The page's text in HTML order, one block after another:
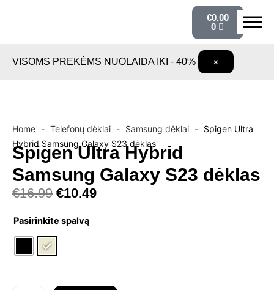
€0.00
0
Cart
VISOMS PREKĖMS NUOLAIDA IKI - 40% ×
Home - Telefonų dėklai - Samsung dėklai - Spigen Ultra
Hybrid Samsung Galaxy S23 dėklas
Spigen Ultra Hybrid
Samsung Galaxy S23 dėklas
€16.99 Original
was:
€16.99.
€10.49Current
Pasirinkite spalvą
kiekis:
Spigen
Ultra
Samsung